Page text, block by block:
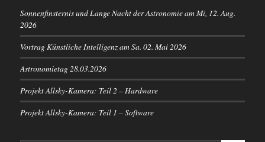
Sonnenfinsternis und Lange Nacht der Astronomie am Mi, 12. Aug.
2026
Vortrag Künstliche Intelligenz am Sa. 02. Mai 2026
Astronomietag 28.03.2026
Projekt Allsky-Kamera: Teil 2 – Hardware
Projekt Allsky-Kamera: Teil 1 – Software